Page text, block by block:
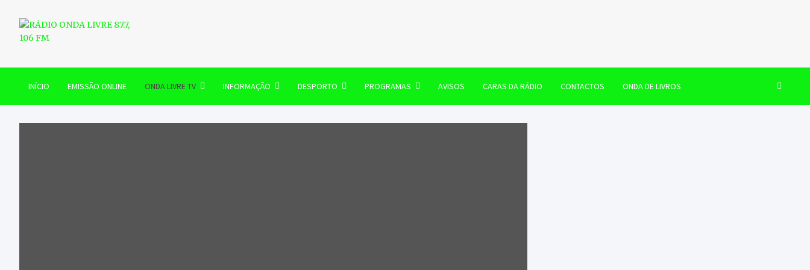
content
RÁDIO ONDA LIVRE 87.7, 106 FM
INÍCIO EMISSÃO ONLINE ONDA LIVRE TV INFORMAÇÃO DESPORTO PROGRAMAS AVISOS CARAS DA RÁDIO CONTACTOS ONDA DE LIVROS